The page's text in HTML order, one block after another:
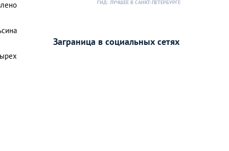
ГИД: ЛУЧШЕЕ В САНКТ-ПЕТЕРБУРГЕ
Заграница в социальных сетях